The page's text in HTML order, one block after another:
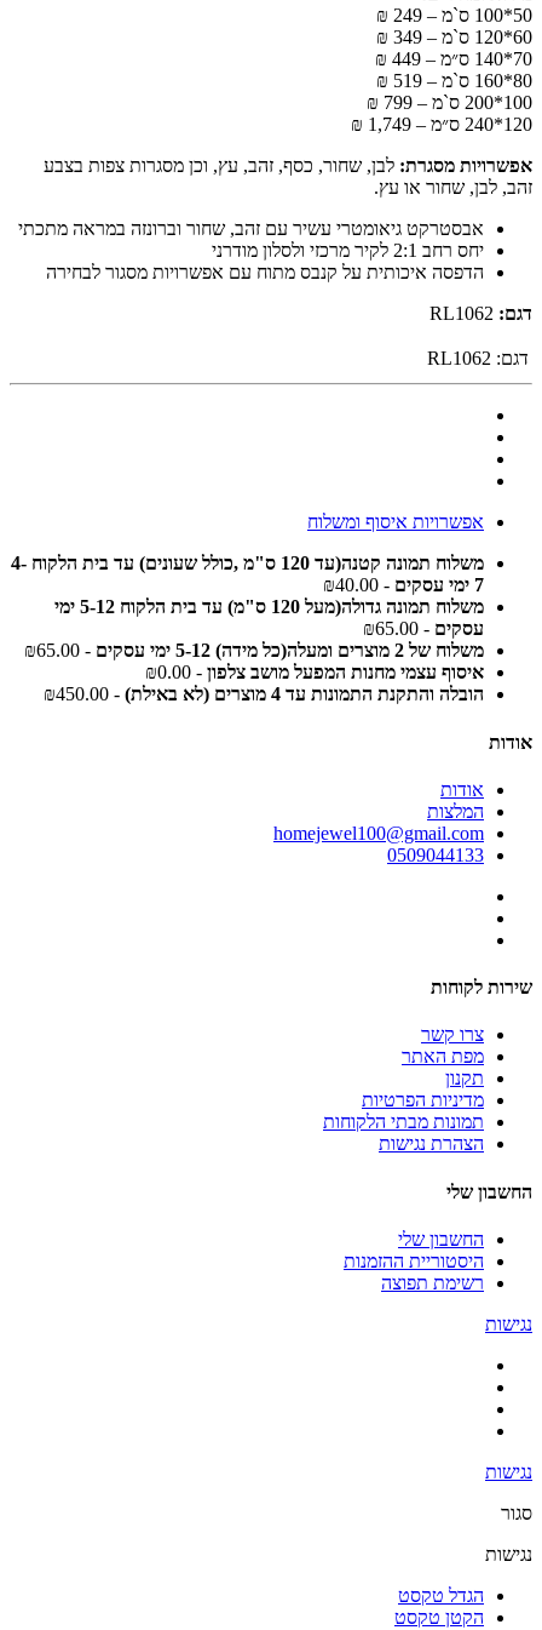
50*100 ס`מ – 249 ₪
60*120 ס`מ – 349 ₪
70*140 ס״מ – 449 ₪
80*160 ס`מ – 519 ₪
100*200 ס`מ – 799 ₪
120*240 ס״מ – 1,749 ₪
אפשרויות מסגרת: לבן, שחור, כסף, זהב, עץ, וכן מסגרות צפות בצבע
זהב, לבן, שחור או עץ.
אבסטרקט גיאומטרי עשיר עם זהב, שחור וברונזה במראה מתכתי
יחס רחב 2:1 לקיר מרכזי ולסלון מודרני
הדפסה איכותית על קנבס מתוח עם אפשרויות מסגור לבחירה
דגם:
דגם: RL1062
אפשרויות איסוף ומשלוח
משלוח תמונה קטנה(עד 120 ס"מ ,כולל שעונים) עד בית הלקוח 4-
7 ימי עסקים
- ₪40.00
משלוח תמונה גדולה(מעל 120 ס"מ) עד בית הלקוח 5-12 ימי
עסקים - ₪65.00
משלוח של 2 מוצרים ומעלה(כל מידה) 5-12 ימי עסקים
- ₪65.00
איסוף עצמי מחנות המפעל מושב צלפון - ₪0.00
הובלה והתקנת התמונות עד 4 מוצרים (לא באילת)
- ₪450.00
אודות
אודות
המלצות
homejewel100@gmail.com
0509044133
שירות לקוחות
צרו קשר
מפת האתר
תקנון
מדיניות הפרטיות
תמונות מבתי הלקוחות
הצהרת נגישות
החשבון שלי
החשבון שלי
היסטוריית ההזמנות
רשימת תפוצה
נגישות
נגישות
סגור
נגישות
הגדל טקסט
הקטן טקסט